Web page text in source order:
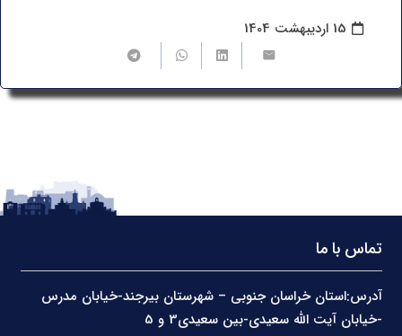
15 اردیبهشت 1404
تماس با ما
آدرس:استان خراسان جنوبی – شهرستان بیرجند-خیابان مدرس